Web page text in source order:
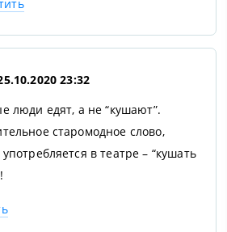
23:32
люди едят, а не “кушают”.
старомодное слово,
в театре – “кушать